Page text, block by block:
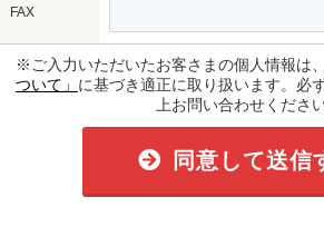
FAX
※ご入力いただいたお客さまの個人情報は、
ついて」 に基づき適正に取り扱います。必
上お問い合わせください
同意して送信